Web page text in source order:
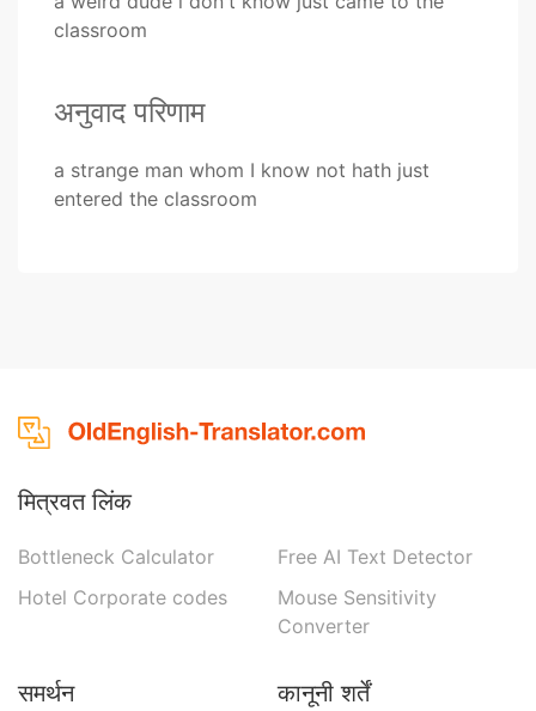
classroom
अनुवाद परिणाम
a strange man whom I know not hath just
entered the classroom
मित्रवत लिंक
Bottleneck Calculator
Hotel Corporate codes
Free AI Text Detector
Mouse Sensitivity
Converter
समर्थन कानूनी शर्तें